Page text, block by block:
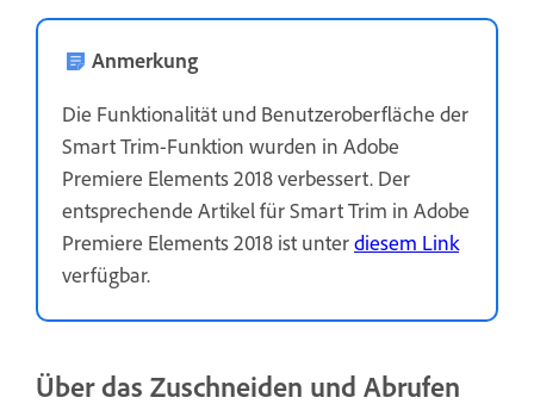
Anmerkung
Die Funktionalität und Benutzeroberfläche der
Smart Trim-Funktion wurden in Adobe
Premiere Elements 2018 verbessert. Der
entsprechende Artikel für Smart Trim in Adobe
Premiere Elements 2018 ist unterdiesem Link
verfügbar.
Über das Zuschneiden und Abrufen